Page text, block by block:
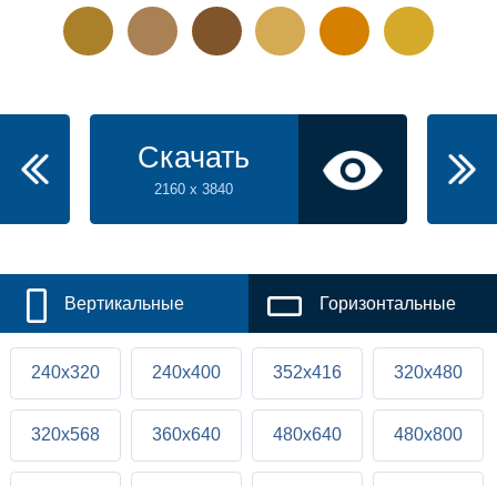
Скачать
2160 x 3840
Вертикальные Горизонтальные
240x320 240x400 352x416 320x480
320x568 360x640 480x640 480x800